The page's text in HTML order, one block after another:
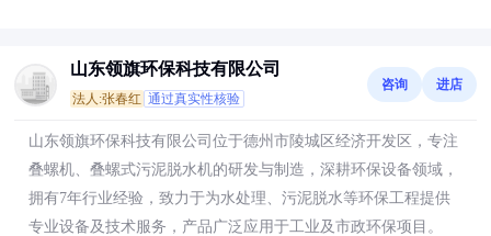
山东领旗环保科技有限公司
法人:张春红 通过真实性核验
咨询 进店
山东领旗环保科技有限公司位于德州市陵城区经济开发区，专注
叠螺机、叠螺式污泥脱水机的研发与制造，深耕环保设备领域，
拥有7年行业经验，致力于为水处理、污泥脱水等环保工程提供
专业设备及技术服务，产品广泛应用于工业及市政环保项目。